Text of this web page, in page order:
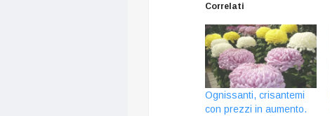
Correlati
Ognissanti, crisantemi
con prezzi in aumento.